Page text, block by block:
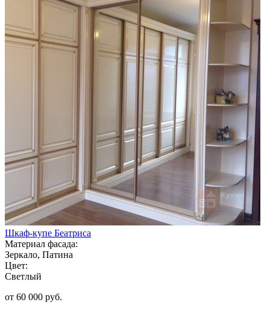
Шкаф-купе Беатриса
Материал фасада:
Зеркало, Патина
Цвет:
Светлый
от 60 000 руб.